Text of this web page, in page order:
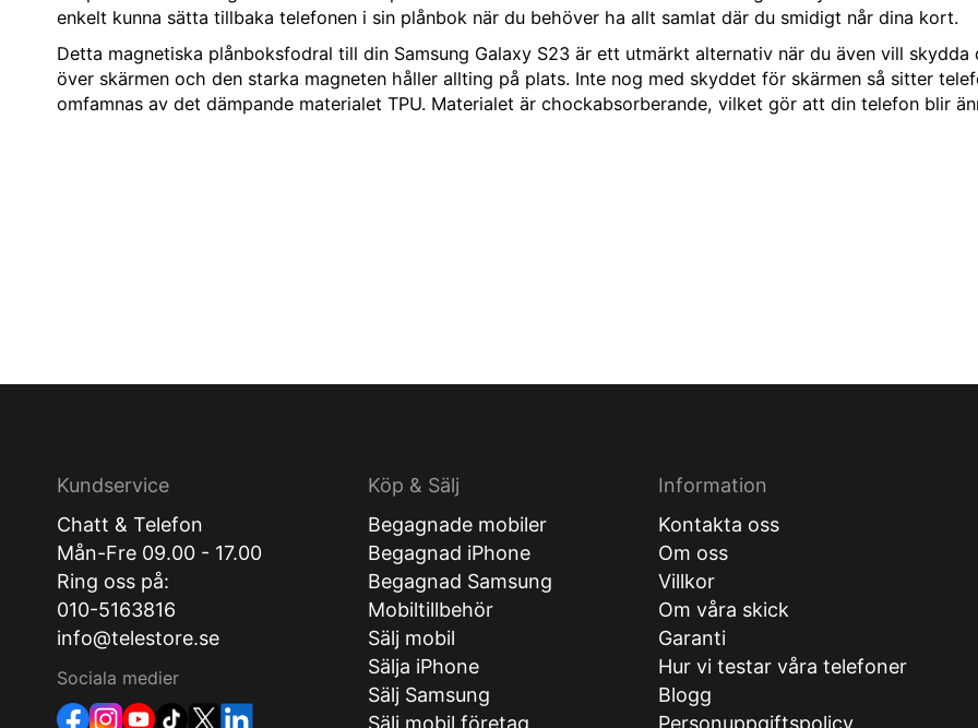
enkelt kunna sätta tillbaka telefonen i sin plånbok när du behöver ha allt samlat där du smidigt når dina kort.
Detta magnetiska plånboksfodral till din Samsung Galaxy S23 är ett utmärkt alternativ när du även vill
över skärmen och den starka magneten håller allting på plats. Inte nog med skyddet för skärmen så sitter
omfamnas av det dämpande materialet TPU. Materialet är chockabsorberande, vilket gör att din telefon blir
Kundservice
Chatt & Telefon
Mån-Fre 09.00 - 17.00
Ring oss på:
010-5163816
info@telestore.se
Sociala medier
Köp & Sälj
Begagnade mobiler
Begagnad iPhone
Begagnad Samsung
Mobiltillbehör
Sälj mobil
Sälja iPhone
Sälj Samsung
Sälj mobil företag
Information
Kontakta oss
Om oss
Villkor
Om våra skick
Garanti
Hur vi testar våra telefoner
Blogg
Personuppgiftspolicy